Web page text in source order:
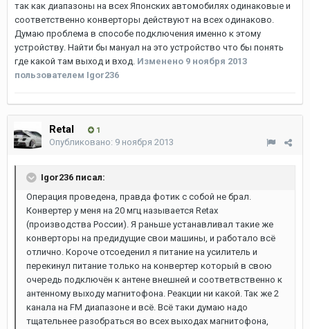
так как диапазоны на всех Японских автомобилях одинаковые и
соответственно конверторы действуют на всех одинаково.
Думаю проблема в способе подключения именно к этому
устройству. Найти бы мануал на это устройство что бы понять
где какой там выход и вход. Изменено 9 ноября 2013
пользователем Igor236
Retal 1
Опубликовано: 9 ноября 2013
Igor236 писал:
Операция проведена, правда фотик с собой не брал.
Конвертер у меня на 20 мгц называется Retax
(производства России). Я раньше устанавливал такие же
конверторы на предидущие свои машины, и работало всё
отлично. Короче отсоеденил я питание на усилитель и
перекинул питание только на конвертер который в свою
очередь подключён к антене внешней и соответвственно к
антенному выходу магнитофона. Реакции ни какой. Так же 2
канала на FM диапазоне и всё. Всё таки думаю надо
тщательнее разобраться во всех выходах магнитофона,